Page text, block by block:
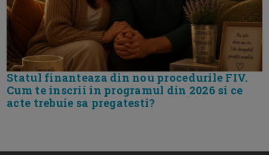
Statul finanteaza din nou procedurile FIV.
Cum te inscrii in programul din 2026 si ce
acte trebuie sa pregatesti?